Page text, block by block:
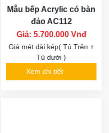
Mẫu bếp Acrylic có bàn
đảo AC112
Giá: 5.700.000 Vnđ
Giá mét dài kép( Tủ Trên +
Tủ dưới )
Xem chi tiết